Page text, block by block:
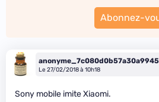
Abonnez-
Le 27/02/2018 à 10h18
Sony mobile imite Xiaomi.